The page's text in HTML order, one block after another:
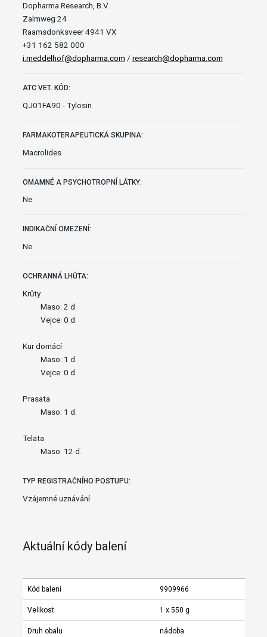
Dopharma Research, B.V.
Zalmweg 24
Raamsdonksveer 4941 VX
+31 162 582 000
i.meddelhof@dopharma.com / research@dopharma.com
ATC VET. KÓD:
QJ01FA90 - Tylosin
FARMAKOTERAPEUTICKÁ SKUPINA:
Macrolides
OMAMNÉ A PSYCHOTROPNÍ LÁTKY:
Ne
INDIKAČNÍ OMEZENÍ:
Ne
OCHRANNÁ LHŮTA:
Krůty
Maso: 2 d.
Vejce: 0 d.
Kur domácí
Maso: 1 d.
Vejce: 0 d.
Prasata
Maso: 1 d.
Telata
Maso: 12 d.
TYP REGISTRAČNÍHO POSTUPU:
Vzájemné uznávání
Aktuální kódy balení
Kód balení 9909966
Velikost 1 x 550 g
Druh obalu nádoba